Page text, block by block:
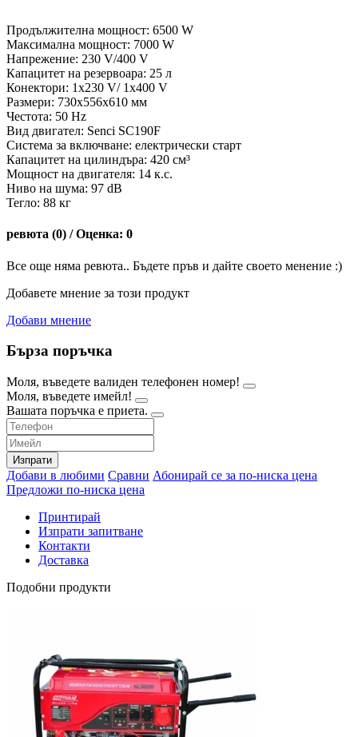
Продължителна мощност: 6500 W
Максимална мощност: 7000 W
Напрежение: 230 V/400 V
Капацитет на резервоара: 25 л
Конектори: 1х230 V/ 1х400 V
Размери: 730x556x610 мм
Честота: 50 Hz
Вид двигател: Senci SC190F
Система за включване: електрически старт
Капацитет на цилиндъра: 420 см³
Мощност на двигателя: 14 к.с.
Ниво на шума: 97 dB
Тегло: 88 кг
ревюта (0) / Оценка: 0
Все още няма ревюта.. Бъдете пръв и дайте своето менение :)
Добавете мнение за този продукт
Добави мнение
Бърза поръчка
Моля, въведете валиден телефонен номер!
Моля, въведете имейл!
Вашата поръчка е приета.
Изпрати
Добави в любими Сравни Абонирай се за по-ниска цена
Предложи по-ниска цена
Принтирай
Изпрати запитване
Контакти
Доставка
Подобни продукти